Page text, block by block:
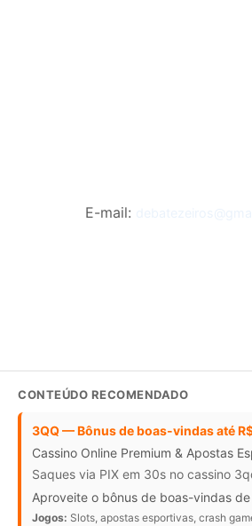
E-mail:
CONTEÚDO RECOMENDADO
3QQ — Bônus de boas-vindas até
Cassino Online Premium & Apostas
Saques via PIX em 30s no cassino
Aproveite o bônus de boas-vindas
Jogos: Slots, apostas esportivas, crash